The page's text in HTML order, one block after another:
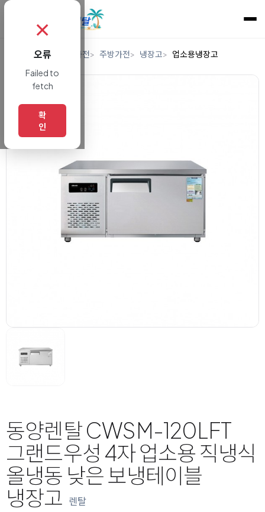
렌탈 디지털/가전 주방가전 냉장고 업소용냉장고
동양렌탈 CWSM-120LFT
그랜드우성 4자 업소용 직냉식
올냉동 낮은 보냉테이블
냉장고 렌탈
✗
오류
Failed to
fetch
확
인